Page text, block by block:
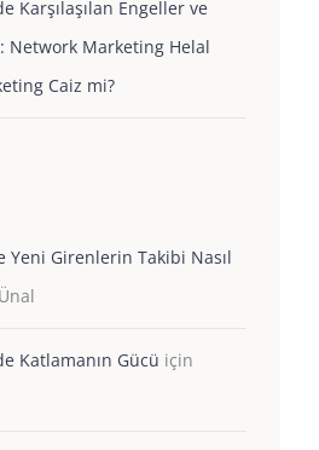
Karşılaşılan Engeller ve
Network Marketing Helal
Caiz mi?
Yeni Girenlerin Takibi Nasıl
Katlamanın Gücü için